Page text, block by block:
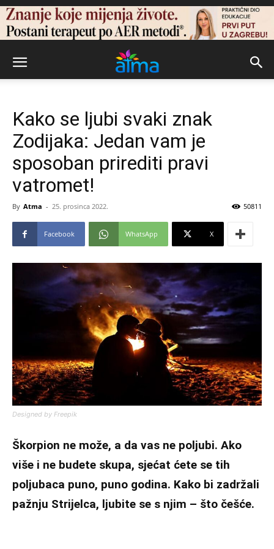
Kako se ljubi svaki znak
Zodijaka: Jedan vam je
sposoban prirediti pravi
vatromet!
By Atma - 25. prosinca 2022. 50811
Facebook WhatsApp X
Designed by Freepik
Škorpion ne može, a da vas ne poljubi. Ako
više i ne budete skupa, sjećat ćete se tih
poljubaca puno, puno godina. Kako bi zadržali
pažnju Strijelca, ljubite se s njim – što češće.